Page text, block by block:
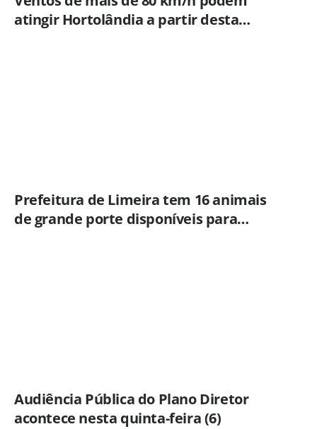
atingir Hortolândia a partir desta
Prefeitura de Limeira tem 16 animais
de grande porte disponíveis para
Audiência Pública do Plano Diretor
acontece nesta quinta-feira (6)